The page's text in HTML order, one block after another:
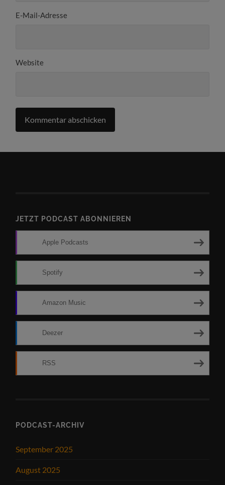
E-Mail-Adresse
Website
JETZT PODCAST ABONNIEREN
Apple Podcasts
Spotify
Amazon Music
Deezer
RSS
PODCAST-ARCHIV
September 2025
August 2025